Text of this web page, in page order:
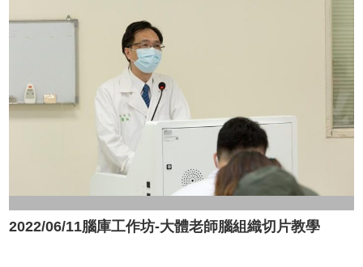
2022/06/11腦庫工作坊-大體老師腦組織切片教學